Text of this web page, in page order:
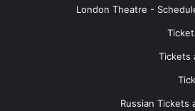
London Theatre -
Tickets
Russian Tickets